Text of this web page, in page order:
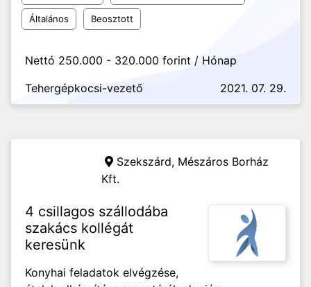
Általános Beosztott
Nettó 250.000 - 320.000 forint / Hónap
Tehergépkocsi-vezető
2021. 07. 29.
Szekszárd, Mészáros Borház
Kft.
4 csillagos szállodába
szakács kollégát
keresünk
Konyhai feladatok elvégzése,